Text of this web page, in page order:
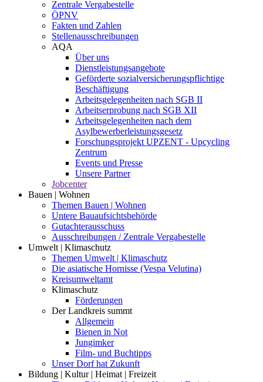
Zentrale Vergabestelle
ÖPNV
Fakten und Zahlen
Stellenausschreibungen
AQA
Über uns
Dienstleistungsangebote
Geförderte sozialversicherungspflichtige
Beschäftigung
Arbeitsgelegenheiten nach SGB II
Arbeitserprobung nach SGB XII
Arbeitsgelegenheiten nach dem
Asylbewerberleistungsgesetz
Forschungsprojekt UPZENT - Upcycling
Zentrum
Events und Presse
Unsere Partner
Jobcenter
Bauen | Wohnen
Themen Bauen | Wohnen
Untere Bauaufsichtsbehörde
Gutachterausschuss
Ausschreibungen / Zentrale Vergabestelle
Umwelt | Klimaschutz
Themen Umwelt | Klimaschutz
Die asiatische Hornisse (Vespa Velutina)
Kreisumweltamt
Klimaschutz
Förderungen
Der Landkreis summt
Allgemein
Bienen in Not
Jungimker
Film- und Buchtipps
Unser Dorf hat Zukunft
Bildung | Kultur | Heimat | Freizeit